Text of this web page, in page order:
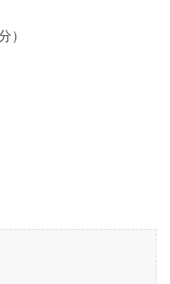
）